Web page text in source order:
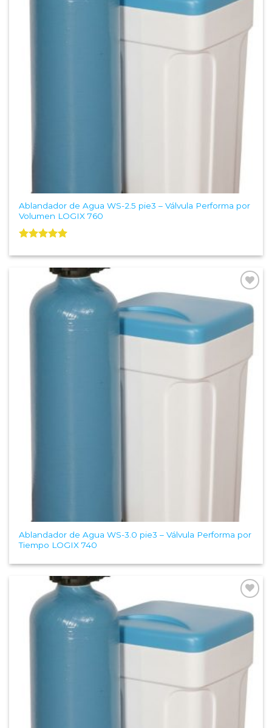
Ablandador de Agua WS-2.5 pie3 – Válvula Performa por
Volumen LOGIX 760
con5.00
Wishlist
Ablandador de Agua WS-3.0 pie3 – Válvula Performa por
Tiempo LOGIX 740
Wishlist